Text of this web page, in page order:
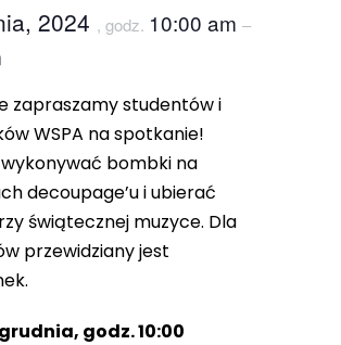
2024 , godz. 10:00 am –
zapraszamy studentów i
WSPA na spotkanie!
bombki na
decoupage’u i ubierać
świątecznej muzyce. Dla
przewidziany jest
godz. 10:00